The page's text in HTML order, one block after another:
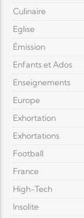
Culinaire
Eglise
Émission
Enfants et Ados
Enseignements
Europe
Exhortation
Exhortations
Football
France
High-Tech
Insolite